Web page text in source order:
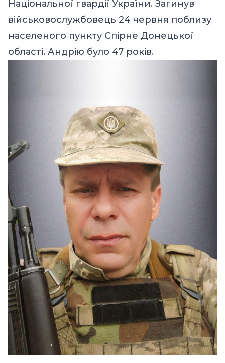
Національної гвардії України. Загинув
військовослужбовець 24 червня поблизу
населеного пункту Спірне Донецької
області. Андрію було 47 років.